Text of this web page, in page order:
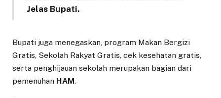
Jelas Bupati.
Bupati juga menegaskan, program Makan Bergizi
Gratis, Sekolah Rakyat Gratis, cek kesehatan gratis,
serta penghijauan sekolah merupakan bagian dari
pemenuhan HAM.